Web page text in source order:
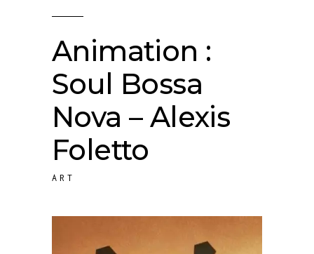
Animation :
Soul Bossa
Nova – Alexis
Foletto
ART